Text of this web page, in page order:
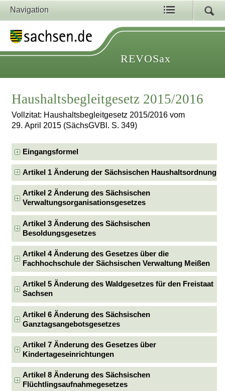
Navigation
REVOSax
Haushaltsbegleitgesetz 2015/2016
Vollzitat: Haushaltsbegleitgesetz 2015/2016 vom
29. April 2015 (SächsGVBl. S. 349)
Eingangsformel
Artikel 1 Änderung der Sächsischen Haushaltsordnung
Artikel 2 Änderung des Sächsischen
Verwaltungsorganisationsgesetzes
Artikel 3 Änderung des Sächsischen
Besoldungsgesetzes
Artikel 4 Änderung des Gesetzes über die
Fachhochschule der Sächsischen Verwaltung Meißen
Artikel 5 Änderung des Waldgesetzes für den Freistaat
Sachsen
Artikel 6 Änderung des Sächsischen
Ganztagsangebotsgesetzes
Artikel 7 Änderung des Gesetzes über
Kindertageseinrichtungen
Artikel 8 Änderung des Sächsischen
Flüchtlingsaufnahmegesetzes